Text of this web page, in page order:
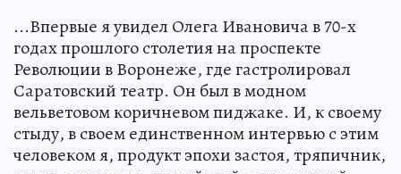
...Впервые я увидел Олега Ивановича в 70-х
годах прошлого столетия на проспекте
Революции в Воронеже, где гастролировал
Саратовский театр. Он был в модном
вельветовом коричневом пиджаке. И, к своему
стыду, в своем единственном интервью с этим
человеком я, продукт эпохи застоя, тряпичник,